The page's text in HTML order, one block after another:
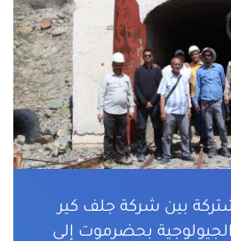
بين شركة جلف كير
بحضرموت إلى